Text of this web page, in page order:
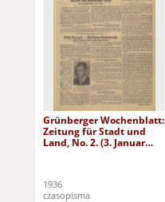
Grünberger Wochenblatt:
Zeitung für Stadt und
Land, No. 2. (3. Januar
1936
czasopisma